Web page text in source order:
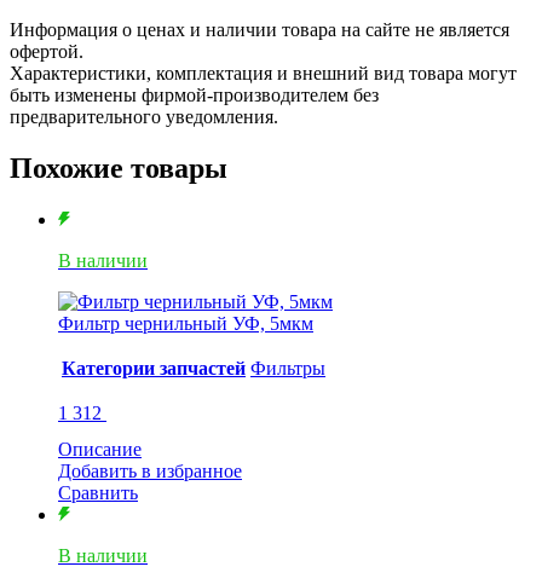
Информация о ценах и наличии товара на сайте не является
офертой.
Характеристики, комплектация и внешний вид товара могут
быть изменены фирмой-производителем без
предварительного уведомления.
Похожие товары
В наличии
Фильтр чернильный УФ, 5мкм
Категории запчастей Фильтры
1 312
Описание
Добавить в избранное
Сравнить
В наличии